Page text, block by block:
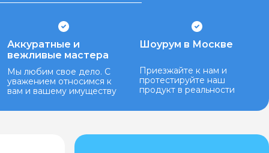
Аккуратные и
вежливые мастера
Мы любим свое дело. С
уважением относимся к
вам и вашему имуществу
Шоурум в Москве
Приезжайте к нам и
протестируйте наш
продукт в реальности